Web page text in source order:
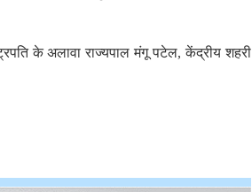
के अलावा राज्यपाल मंगू पटेल, केंद्रीय शहरी